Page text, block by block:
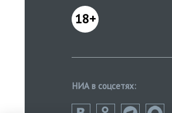
18+
НИА в соцсетях: